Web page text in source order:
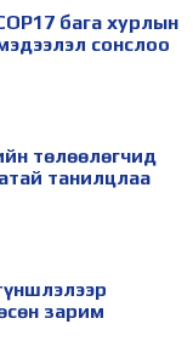
бага хурлын
сонслоо
төлөөлөгчид
танилцлаа
зарим